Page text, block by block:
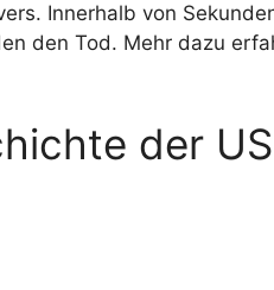
Innerhalb von
den Tod. Mehr dazu
der